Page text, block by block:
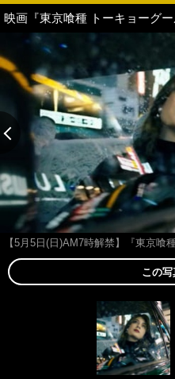
【5月5日(日)AM7時解禁】『東京喰
この